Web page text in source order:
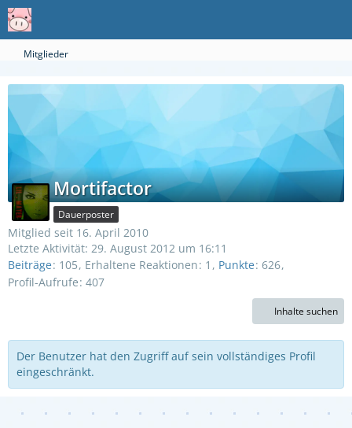
Mitglieder
Mortifactor
Dauerposter
Mitglied seit 16. April 2010
Letzte Aktivität: 29. August 2012 um 16:11
Beiträge 105 Erhaltene Reaktionen 1 Punkte 626
Profil-Aufrufe 407
Inhalte suchen
Der Benutzer hat den Zugriff auf sein vollständiges Profil
eingeschränkt.